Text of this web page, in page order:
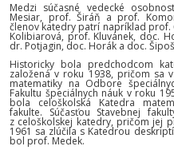
Medzi súčasné vedecké
Mesiar, prof. Širáň a prof.
členov katedry patrí napríklad prof.
Kolibiarová, prof. Kluvánek, doc.
dr. Potjagin, doc. Horák a doc.
Historicky bola predchodcom
založená v roku 1938, pričom sa
matematiky na Odbore
Fakultu špeciálnych náuk v roku
bola celoškolská Katedra
fakulte. Súčasťou Stavebnej
z celoškolskej katedry, pričom jej
1961 sa zlúčila s Katedrou
bol prof. Medek.